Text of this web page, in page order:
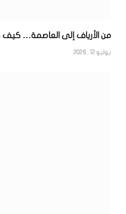
من الأرياف إلى العاصمة… كيف
يوليو 12, 2026